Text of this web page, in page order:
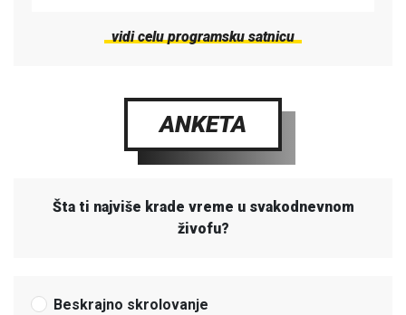
vidi celu programsku satnicu
ANKETA
Šta ti najviše krade vreme u svakodnevnom
živofu?
Beskrajno skrolovanje